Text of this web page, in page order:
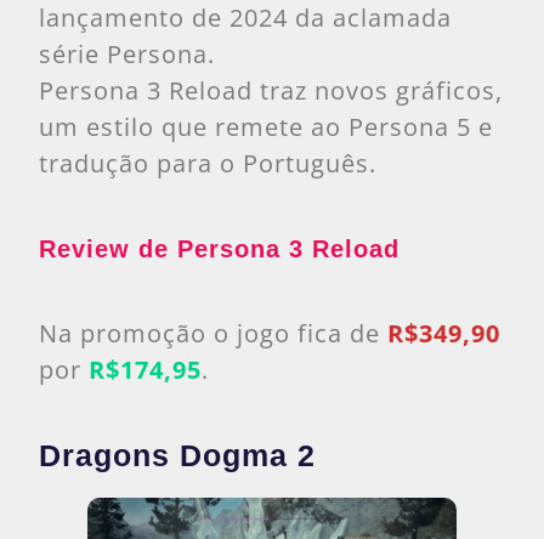
lançamento de 2024 da aclamada
série Persona.
Persona 3 Reload traz novos gráficos,
um estilo que remete ao Persona 5 e
tradução para o Português.
Review de Persona 3 Reload
Na promoção o jogo fica de R$349,90
por R$174,95.
Dragons Dogma 2